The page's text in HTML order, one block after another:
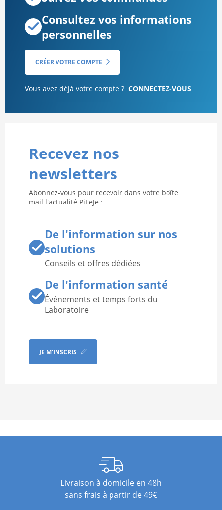
Consultez vos informations
personnelles
CRÉER VOTRE COMPTE
Vous avez déjà votre compte ? CONNECTEZ-VOUS
Recevez nos
newsletters
Abonnez-vous pour recevoir dans votre boîte
mail l'actualité PiLeJe :
De l'information sur nos
solutions
Conseils et offres dédiées
De l'information santé
Évènements et temps forts du
Laboratoire
JE M'INSCRIS
Livraison à domicile en 48h
sans frais à partir de 49€